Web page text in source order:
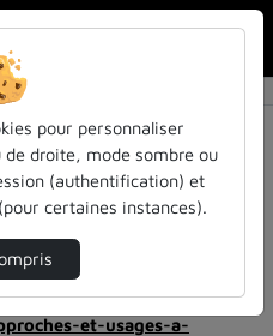
retirer) :
et-usages-a-
des-donnees
et-usages-a-
pour personnaliser
de droite, mode sombre ou
(authentification) et
certaines instances).